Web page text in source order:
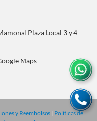
Plaza Local 3 y 4
Maps
y Reembolsos| Políticas de